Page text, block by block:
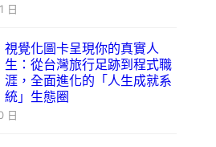
日
視覺化圖卡呈現你的真實人
生：從台灣旅行足跡到程式職
涯，全面進化的「人生成就系
統」生態圈
日